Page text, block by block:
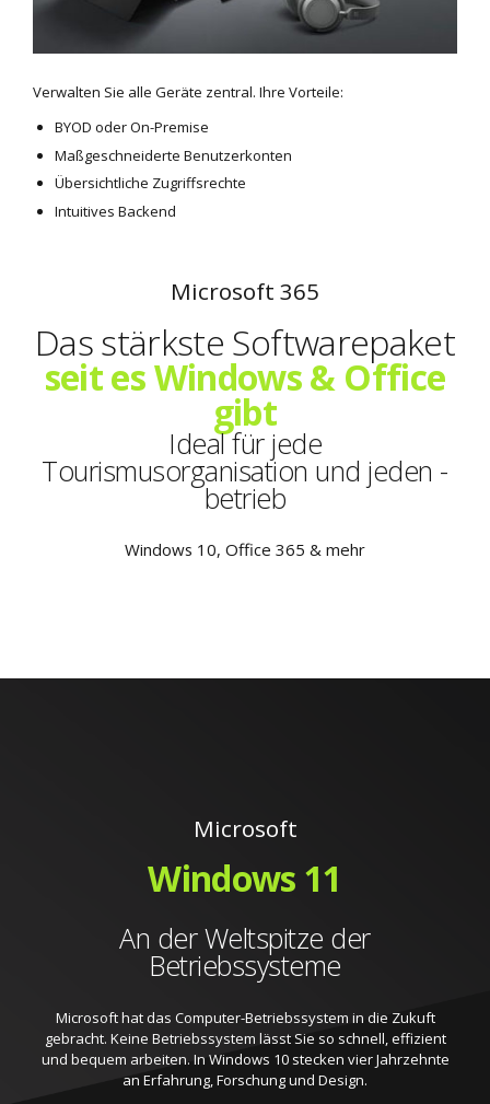
Verwalten Sie alle Geräte zentral. Ihre Vorteile:
BYOD oder On-Premise
Maßgeschneiderte Benutzerkonten
Übersichtliche Zugriffsrechte
Intuitives Backend
Microsoft 365
Das stärkste Softwarepaket
seit es Windows & Office
gibt
Ideal für jede
Tourismusorganisation und jeden -
betrieb
Windows 10, Office 365 & mehr
Microsoft
Windows 11
An der Weltspitze der
Betriebssysteme
Microsoft hat das Computer-Betriebssystem in die Zukuft
gebracht. Keine Betriebssystem lässt Sie so schnell, effizient
und bequem arbeiten. In Windows 10 stecken vier Jahrzehnte
an Erfahrung, Forschung und Design.